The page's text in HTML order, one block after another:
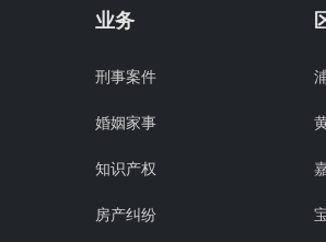
业务
刑事案件
婚姻家事
知识产权
房产纠纷